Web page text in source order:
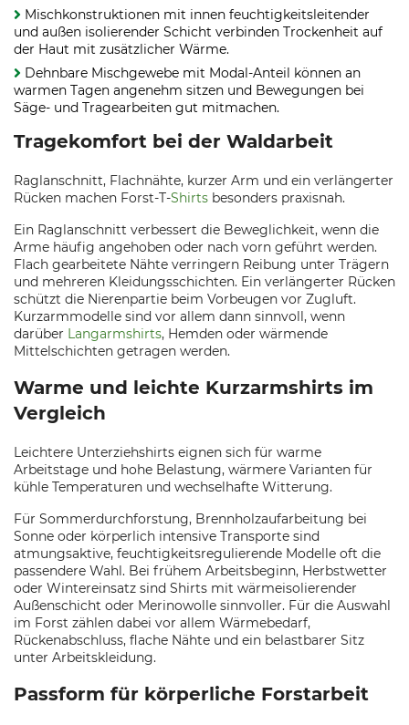
Mischkonstruktionen mit innen feuchtigkeitsleitender
und außen isolierender Schicht verbinden Trockenheit auf
der Haut mit zusätzlicher Wärme.
Dehnbare Mischgewebe mit Modal-Anteil können an
warmen Tagen angenehm sitzen und Bewegungen bei
Säge- und Tragearbeiten gut mitmachen.
Tragekomfort bei der Waldarbeit
Raglanschnitt, Flachnähte, kurzer Arm und ein verlängerter
Rücken machen Forst-T-Shirts besonders praxisnah.
Ein Raglanschnitt verbessert die Beweglichkeit, wenn die
Arme häufig angehoben oder nach vorn geführt werden.
Flach gearbeitete Nähte verringern Reibung unter Trägern
und mehreren Kleidungsschichten. Ein verlängerter Rücken
schützt die Nierenpartie beim Vorbeugen vor Zugluft.
Kurzarmmodelle sind vor allem dann sinnvoll, wenn
darüber Langarmshirts, Hemden oder wärmende
Mittelschichten getragen werden.
Warme und leichte Kurzarmshirts im
Vergleich
Leichtere Unterziehshirts eignen sich für warme
Arbeitstage und hohe Belastung, wärmere Varianten für
kühle Temperaturen und wechselhafte Witterung.
Für Sommerdurchforstung, Brennholzaufarbeitung bei
Sonne oder körperlich intensive Transporte sind
atmungsaktive, feuchtigkeitsregulierende Modelle oft die
passendere Wahl. Bei frühem Arbeitsbeginn, Herbstwetter
oder Wintereinsatz sind Shirts mit wärmeisolierender
Außenschicht oder Merinowolle sinnvoller. Für die Auswahl
im Forst zählen dabei vor allem Wärmebedarf,
Rückenabschluss, flache Nähte und ein belastbarer Sitz
unter Arbeitskleidung.
Passform für körperliche Forstarbeit